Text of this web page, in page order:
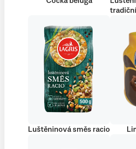
tradiční
Luštěninová směs racio